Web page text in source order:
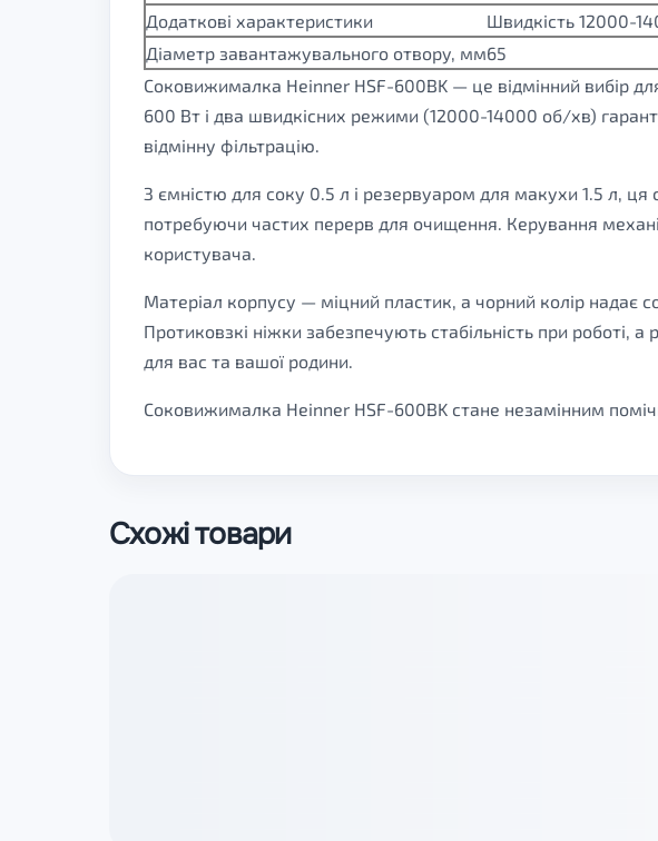
Додаткові характеристики
Швидкість 12000-
Діаметр завантажувального отвору, мм65
Соковижималка Heinner HSF-600BK — це відмінний вибір
600 Вт і два швидкісних режими (12000-14000 об/хв)
відмінну фільтрацію.
З ємністю для соку 0.5 л і резервуаром для макухи 1.5 л,
потребуючи частих перерв для очищення. Керування
користувача.
Матеріал корпусу — міцний пластик, а чорний колір надає
Протиковзкі ніжки забезпечують стабільність при
для вас та вашої родини.
Соковижималка Heinner HSF-600BK стане незамінним
Схожі товари